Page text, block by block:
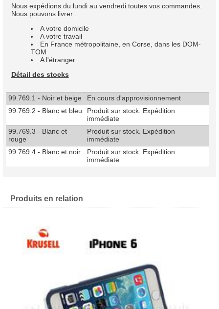
Nous expédions du lundi au vendredi toutes vos commandes.
Nous pouvons livrer :
A votre domicile
A votre travail
En France métropolitaine, en Corse, dans les DOM-
TOM
A l'étranger
Détail des stocks
99.769.1 - Noir et beige
En cours d'approvisionnement
99.769.2 - Blanc et bleu
Produit sur stock. Expédition
immédiate
99.769.3 - Blanc et
rouge
Produit sur stock. Expédition
immédiate
99.769.4 - Blanc et noir
Produit sur stock. Expédition
immédiate
Produits en relation